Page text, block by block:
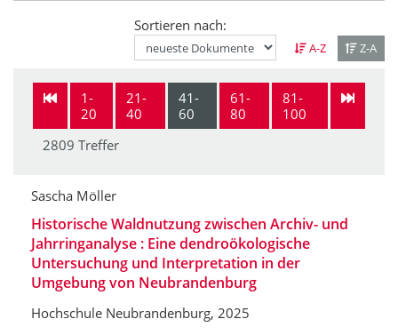
Sortieren nach:
A-Z Z-A
1-
20
21-
40
41-
60
61-
80
81-
100
2809 Treffer
Sascha Möller
Historische Waldnutzung zwischen Archiv- und
Jahrringanalyse : Eine dendroökologische
Untersuchung und Interpretation in der
Umgebung von Neubrandenburg
Hochschule Neubrandenburg, 2025